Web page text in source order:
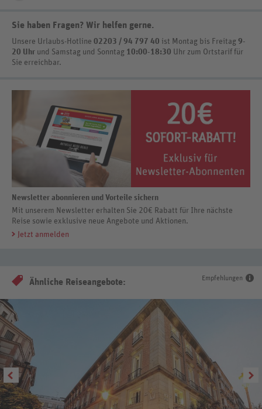
Sie haben Fragen? Wir helfen gerne.
Unsere Urlaubs-Hotline 02203 / 94 797 40 ist Montag bis Freitag 9-
20 Uhr und Samstag und Sonntag 10:00-18:30 Uhr zum Ortstarif für
Sie erreichbar.
Newsletter abonnieren und Vorteile sichern
Mit unserem Newsletter erhalten Sie 20€ Rabatt für Ihre nächste
Reise sowie exklusive neue Angebote und Aktionen.
Jetzt anmelden
Empfehlungen
Ähnliche Reiseangebote: